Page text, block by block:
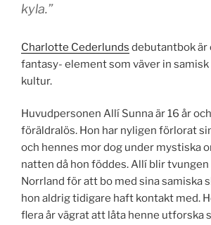
kyla.”
Charlotte Cederlunds debutantbok är
fantasy- element som väver in
kultur.
Huvudpersonen Allí Sunna är 16 år
föräldralös. Hon har nyligen förlorat
och hennes mor dog under mystiska
natten då hon föddes. Allí blir
Norrland för att bo med sina samiska
hon aldrig tidigare haft kontakt med.
flera år vägrat att låta henne utforska